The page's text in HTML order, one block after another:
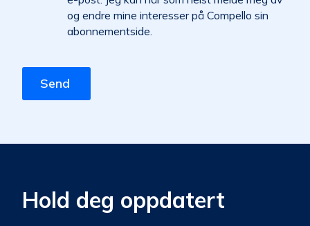
og endre mine interesser på Compello sin
abonnementside.
Hold deg oppdatert